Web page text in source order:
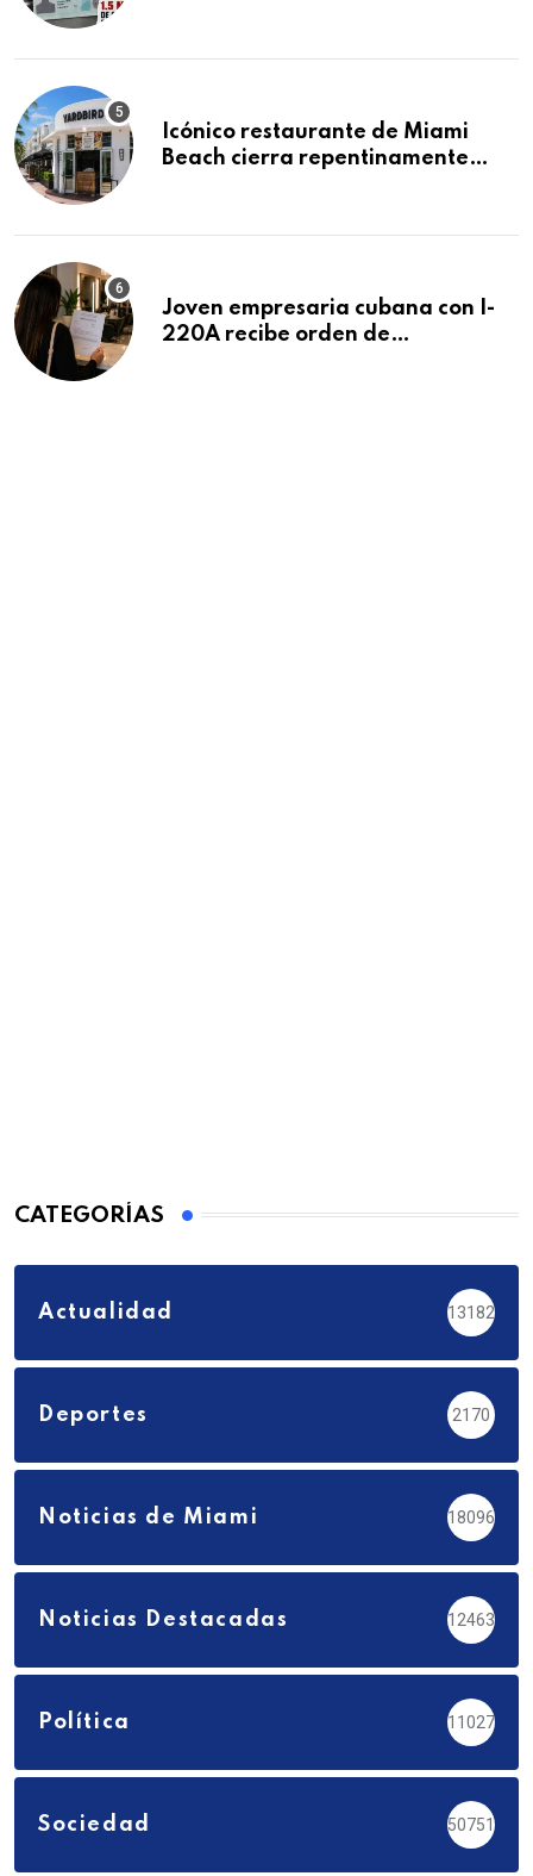
Icónico restaurante de Miami
Beach cierra repentinamente
Joven empresaria cubana con I-
220A recibe orden de
CATEGORÍAS
Actualidad 13182
Deportes 2170
Noticias de Miami 18096
Noticias Destacadas 12463
Política 11027
Sociedad 50751